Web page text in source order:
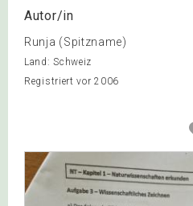
Autor/in
Runja (Spitzname)
Land: Schweiz
Registriert vor 2006